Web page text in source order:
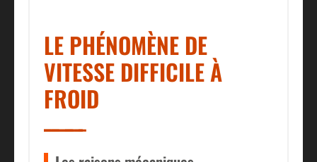
LE PHÉNOMÈNE DE
VITESSE DIFFICILE À
FROID